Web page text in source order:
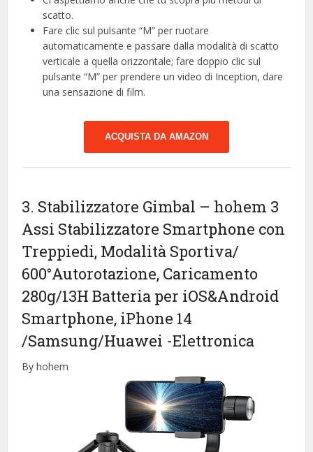
scatto.
Fare clic sul pulsante “M” per ruotare
automaticamente e passare dalla modalità di scatto
verticale a quella orizzontale; fare doppio clic sul
pulsante “M” per prendere un video di Inception, dare
una sensazione di film.
ACQUISTA DA AMAZON
3. Stabilizzatore Gimbal – hohem 3
Assi Stabilizzatore Smartphone con
Treppiedi, Modalità Sportiva/
600°Autorotazione, Caricamento
280g/13H Batteria per iOS&Android
Smartphone, iPhone 14
/Samsung/Huawei -Elettronica
By hohem